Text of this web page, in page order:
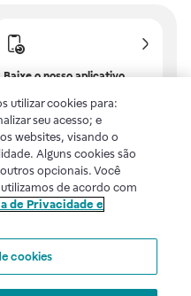
Baixe o nosso aplicativo
benefícios exclusivos!
topo
utilizar cookies para:
seu acesso; e
websites, visando o
Alguns cookies são
opcionais. Você
de acordo com
de Privacidade e
cookies